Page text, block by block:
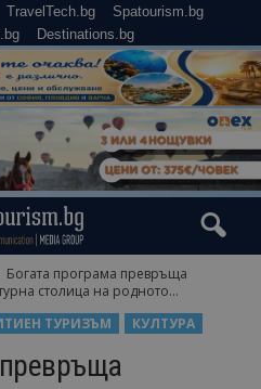
TravelTech.bg
Spatourism.bg
Destinations.bg
Богата програма превръща
столица на родното...
ТУРИЗЪМ КУЛТУРА